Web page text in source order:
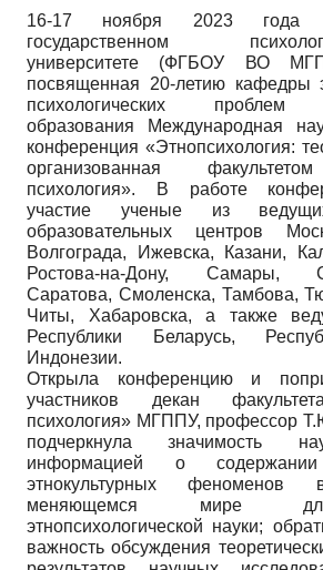
16-17 ноября 2023 года
государственном психолого-
университете (ФГБОУ ВО
посвященная 20-летию кафедры
психологических проблем
образования Международная
конференция «Этнопсихология:
организованная
психология». В работе
участие ученые из
образовательных центров
Волгограда, Ижевска, Казани,
Ростова-на-Дону, Самары,
Саратова, Смоленска, Тамбова,
Читы, Хабаровска, а также
Республики Беларусь,
Индонезии.
Открыла конференцию и
участников декан
психология» МГППУ, профессор
подчеркнула значимость
информацией о
этнокультурных феноменов
меняющемся мире
этнопсихологической науки;
важность обсуждения